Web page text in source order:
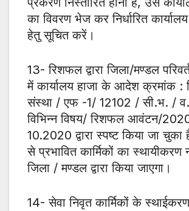
का विवरण भेज कर निर्धारित
हेतु सूचित करें।
13- रिशफल द्वारा जिला/मण्डल
में कार्यालय हाजा के आदेश क्रमांक :
संस्था / एफ -1/ 12102 / सी.भ. /
विभिन्न विषय/ रिशफल आवंटन/
10.2020 द्वारा स्पष्ट किया जा
से प्रभावित कार्मिकों का
जिला / मण्डल द्वारा किया जाएगा।
14- सेवा निवृत कार्मिकों के